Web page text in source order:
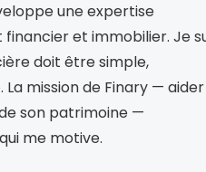
une expertise
et immobilier. Je
doit être simple,
mission de Finary — aider
son patrimoine —
me motive.